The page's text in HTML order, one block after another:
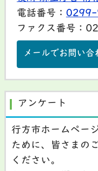
電話番号：
ファクス番号：
メールでお問い合
アンケート
行方市ホームペー
ために、皆さまの
ください。